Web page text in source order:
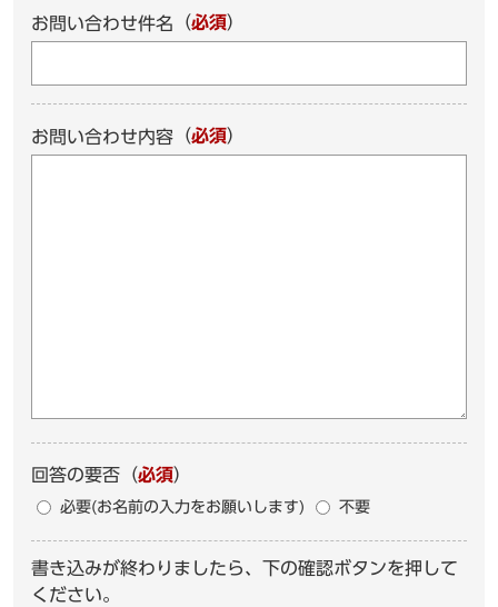
お問い合わせ件名 （必須）
お問い合わせ内容 （必須）
回答の要否 （必須）
必要(お名前の入力をお願いします) 不要
書き込みが終わりましたら、下の確認ボタンを押して
ください。